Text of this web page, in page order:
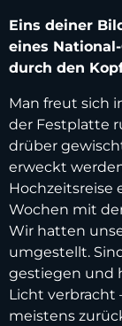
Eins deiner
eines
durch den
Man freut sich
der Festplatte
drüber
erweckt
Hochzeitsreise
Wochen mit
Wir hatten
umgestellt.
gestiegen und
Licht verbracht
meistens